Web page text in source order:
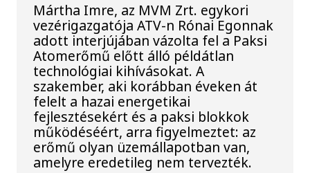
Mártha Imre, az MVM Zrt. egykori
vezérigazgatója ATV-n Rónai Egonnak
adott interjújában vázolta fel a Paksi
Atomerőmű előtt álló példátlan
technológiai kihívásokat. A
szakember, aki korábban éveken át
felelt a hazai energetikai
fejlesztésekért és a paksi blokkok
működéséért, arra figyelmeztet: az
erőmű olyan üzemállapotban van,
amelyre eredetileg nem tervezték.